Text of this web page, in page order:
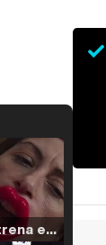
Filmin estrena el tráiler de 'Millennial Mal', su nueva comedia universitaria de la mano de Lorena Iglesias